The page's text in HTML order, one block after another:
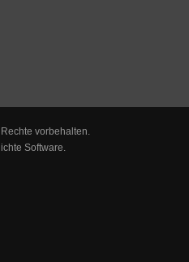
vorbehalten.
Software.